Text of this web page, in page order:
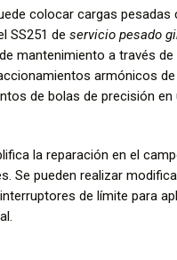
colocar cargas pesadas
SS251 de servicio pesado
mantenimiento a través
armónicos de
de bolas de precisión en
la reparación en el
Se pueden realizar
de límite para